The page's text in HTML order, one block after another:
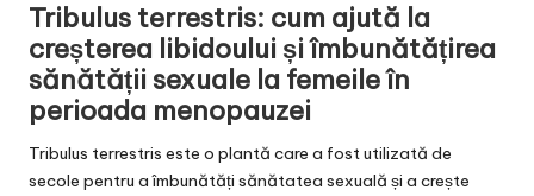
Tribulus terrestris: cum ajută la
creșterea libidoului și îmbunătățirea
sănătății sexuale la femeile în
perioada menopauzei
Tribulus terrestris este o plantă care a fost utilizată de
secole pentru a îmbunătăți sănătatea sexuală și a crește